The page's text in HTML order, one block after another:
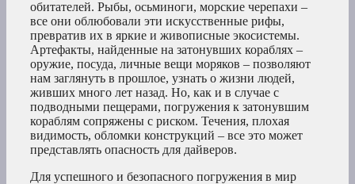
обитателей. Рыбы, осьминоги, морские черепахи –
все они облюбовали эти искусственные рифы,
превратив их в яркие и живописные экосистемы.
Артефакты, найденные на затонувших кораблях –
оружие, посуда, личные вещи моряков – позволяют
нам заглянуть в прошлое, узнать о жизни людей,
живших много лет назад. Но, как и в случае с
подводными пещерами, погружения к затонувшим
кораблям сопряжены с риском. Течения, плохая
видимость, обломки конструкций – все это может
представлять опасность для дайверов.
Для успешного и безопасного погружения в мир